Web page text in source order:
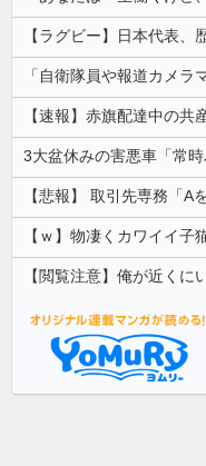
【ｗ】物凄くカワイイ子
【閲覧注意】俺が近くに